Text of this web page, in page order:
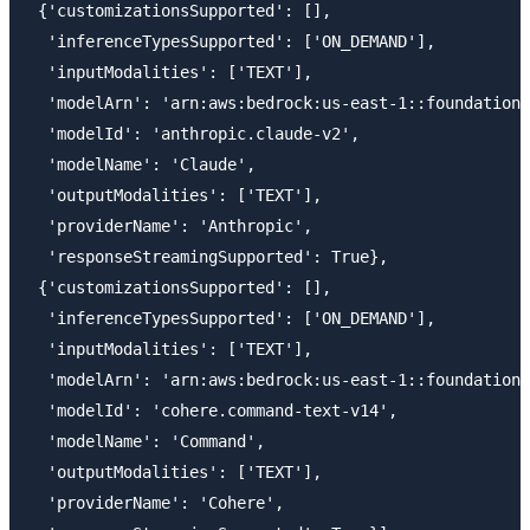
{'customizationsSupported': [],
  'inferenceTypesSupported': ['ON_DEMAND'],
  'inputModalities': ['TEXT'],
'modelArn': 'arn:aws:bedrock:us-east-
  'modelId': 'anthropic.claude-v2',
  'modelName': 'Claude',
  'outputModalities': ['TEXT'],
  'providerName': 'Anthropic',
  'responseStreamingSupported': True},
{'customizationsSupported': [],
  'inferenceTypesSupported': ['ON_DEMAND'],
  'inputModalities': ['TEXT'],
'modelArn': 'arn:aws:bedrock:us-east-
  'modelId': 'cohere.command-text-v14',
  'modelName': 'Command',
  'outputModalities': ['TEXT'],
  'providerName': 'Cohere',